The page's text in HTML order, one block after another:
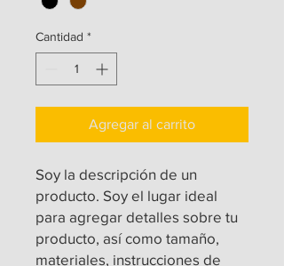
Cantidad *
Agregar al carrito
Soy la descripción de un
producto. Soy el lugar ideal
para agregar detalles sobre tu
producto, así como tamaño,
materiales, instrucciones de